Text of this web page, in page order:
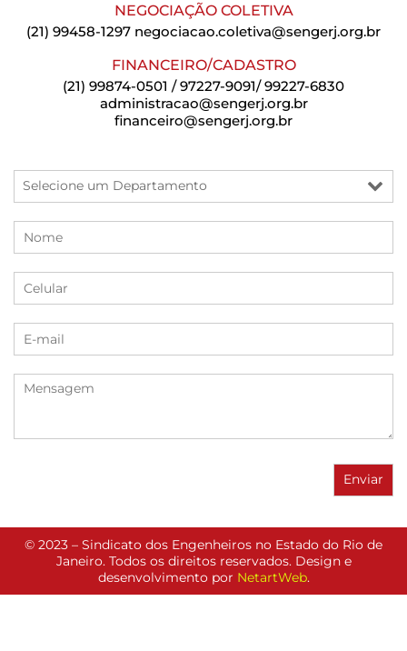
NEGOCIAÇÃO COLETIVA
(21) 99458-1297 negociacao.coletiva@sengerj.org.br
FINANCEIRO/CADASTRO
(21) 99874-0501 / 97227-9091/ 99227-6830
administracao@sengerj.org.br
financeiro@sengerj.org.br
© 2023 – Sindicato dos Engenheiros no Estado do Rio de
Janeiro. Todos os direitos reservados. Design e
desenvolvimento por NetartWeb.